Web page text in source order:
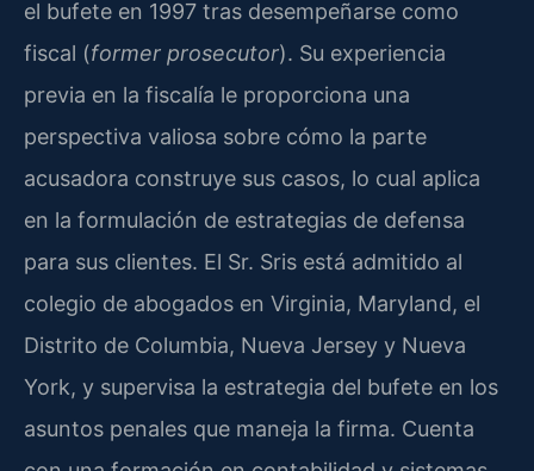
el bufete en 1997 tras desempeñarse como
fiscal (former prosecutor). Su experiencia
previa en la fiscalía le proporciona una
perspectiva valiosa sobre cómo la parte
acusadora construye sus casos, lo cual aplica
en la formulación de estrategias de defensa
para sus clientes. El Sr. Sris está admitido al
colegio de abogados en Virginia, Maryland, el
Distrito de Columbia, Nueva Jersey y Nueva
York, y supervisa la estrategia del bufete en los
asuntos penales que maneja la firma. Cuenta